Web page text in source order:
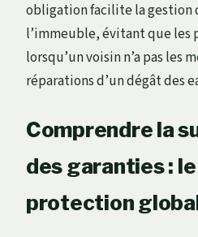
obligation facilite la gestion
l’immeuble, évitant que les
lorsqu’un voisin n’a pas les
réparations d’un dégât des
Comprendre la
des garanties :
protection